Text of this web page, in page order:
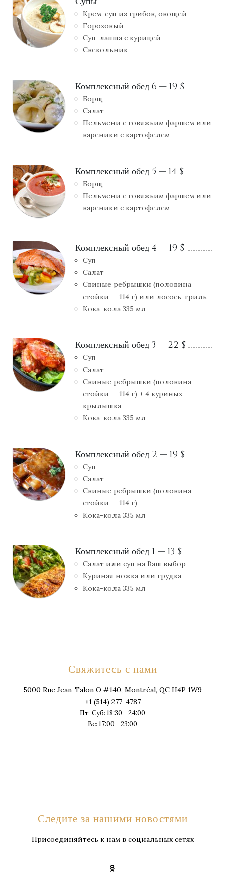
Крем-суп из грибов, овощей
Гороховый
Суп-лапша с курицей
Свекольник
Комплексный обед 6 — 19 $
Борщ
Салат
Пельмени с говяжьим фаршем или
вареники с картофелем
Комплексный обед 5 — 14 $
Борщ
Пельмени с говяжьим фаршем или
вареники с картофелем
Комплексный обед 4 — 19 $
Суп
Салат
Свиные ребрышки (половина
стойки — 114 г) или лосось-гриль
Кока-кола 335 мл
Комплексный обед 3 — 22 $
Суп
Салат
Свиные ребрышки (половина
стойки — 114 г) + 4 куриных
крылышка
Кока-кола 335 мл
Комплексный обед 2 — 19 $
Суп
Салат
Свиные ребрышки (половина
стойки — 114 г)
Кока-кола 335 мл
Комплексный обед 1 — 13 $
Салат или суп на Ваш выбор
Куриная ножка или грудка
Кока-кола 335 мл
Свяжитесь с нами
5000 Rue Jean-Talon O #140, Montréal, QC H4P 1W9
+1 (514) 277-4787
Пт-Суб: 18:30 - 24:00
Вс: 17:00 - 23:00
Следите за нашими новостями
Присоединяйтесь к нам в социальных сетях